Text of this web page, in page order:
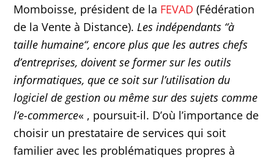
Momboisse, président de la FEVAD (Fédération
de la Vente à Distance).Les indépendants “à
taille humaine“, encore plus que les autres chefs
d’entreprises, doivent se former sur les outils
informatiques, que ce soit sur l’utilisation du
logiciel de gestion ou même sur des sujets comme
l’e-commerce« , poursuit-il. D’où l’importance de
choisir un prestataire de services qui soit
familier avec les problématiques propres à